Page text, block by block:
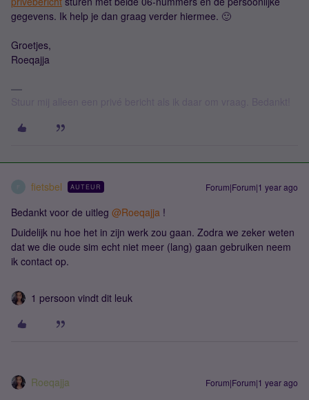
gegevens. Ik help je dan graag verder hiermee. 🙂
Groetjes,
Roeqajja
fietsbel AUTEUR Forum|Forum|1 year ago
Bedankt voor de uitleg ​ @Roeqajja !
Duidelijk nu hoe het in zijn werk zou gaan. Zodra we zeker weten
dat we die oude sim echt niet meer (lang) gaan gebruiken neem
ik contact op.
1 persoon vindt dit leuk
Roeqajja Forum|Forum|1 year ago